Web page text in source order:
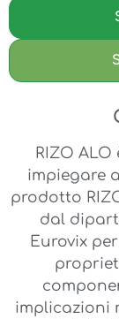
RIZO
impiegare
prodotto
dal
Eurovix
implicazioni